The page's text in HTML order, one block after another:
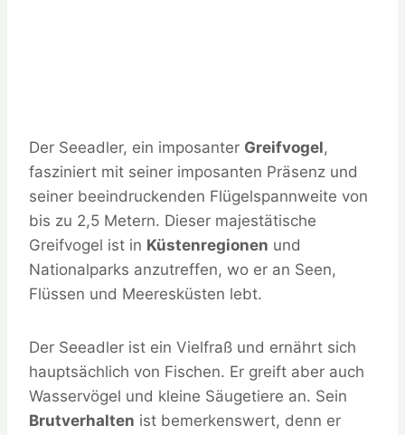
Der Seeadler, ein imposanter Greifvogel,
fasziniert mit seiner imposanten Präsenz und
seiner beeindruckenden Flügelspannweite von
bis zu 2,5 Metern. Dieser majestätische
Greifvogel ist in Küstenregionen und
Nationalparks anzutreffen, wo er an Seen,
Flüssen und Meeresküsten lebt.
Der Seeadler ist ein Vielfraß und ernährt sich
hauptsächlich von Fischen. Er greift aber auch
Wasservögel und kleine Säugetiere an. Sein
Brutverhalten ist bemerkenswert, denn er